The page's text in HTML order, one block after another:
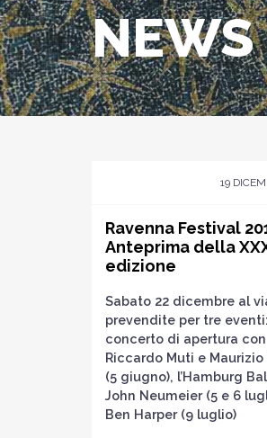
19
Ravenna Festival
Anteprima della
edizione
Sabato 22 dicembre al
prevendite per tre
concerto di apertura con
Riccardo Muti e Maurizio
(5 giugno), l’Hamburg
John Neumeier (5 e 6
Ben Harper (9 luglio)